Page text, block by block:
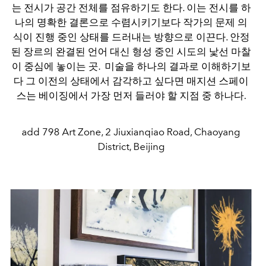
는 전시가 공간 전체를 점유하기도 한다. 이는 전시를 하
나의 명확한 결론으로 수렴시키기보다 작가의 문제 의
식이 진행 중인 상태를 드러내는 방향으로 이끈다. 안정
된 장르의 완결된 언어 대신 형성 중인 시도의 낯선 마찰
이 중심에 놓이는 곳. 미술을 하나의 결과로 이해하기보
다 그 이전의 상태에서 감각하고 싶다면 매지션 스페이
스는 베이징에서 가장 먼저 들러야 할 지점 중 하나다.
add 798 Art Zone, 2 Jiuxianqiao Road, Chaoyang
District, Beijing